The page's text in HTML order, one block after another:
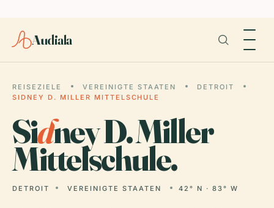
Audiala
REISEZIELE VEREINIGTE STAATEN
DETROIT
SIDNEY D. MILLER MITTELSCHULE
Sidney D. Miller
Mittelschule.
DETROIT VEREINIGTE STAATEN 42° N · 83° W